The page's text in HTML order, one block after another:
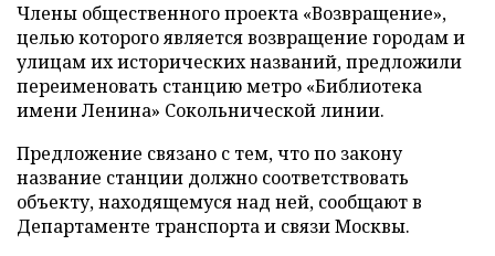
Члены общественного проекта «Возвращение»,
целью которого является возвращение городам и
улицам их исторических названий, предложили
переименовать станцию метро «Библиотека
имени Ленина» Сокольнической линии.
Предложение связано с тем, что по закону
название станции должно соответствовать
объекту, находящемуся над ней, сообщают в
Департаменте транспорта и связи Москвы.